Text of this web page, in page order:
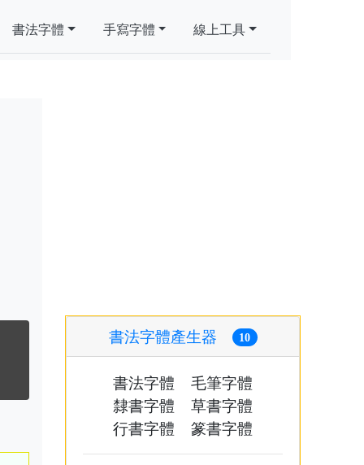
書法字體 手寫字體 線上工具
書法字體產生器 10
書法字體
毛筆字體
隸書字體
草書字體
行書字體
篆書字體